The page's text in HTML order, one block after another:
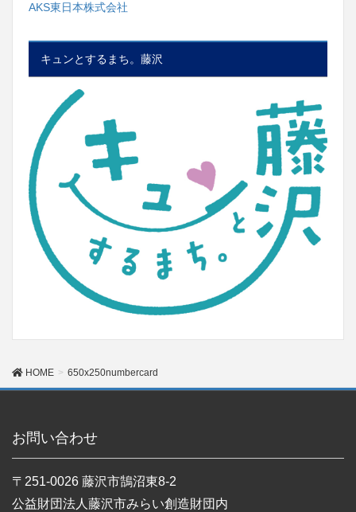
AKS東日本株式会社
キュンとするまち。藤沢
HOME 650x250numbercard
お問い合わせ
〒251-0026 藤沢市鵠沼東8-2
公益財団法人藤沢市みらい創造財団内